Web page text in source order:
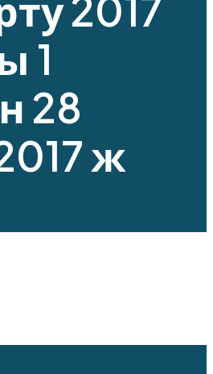
1
28
ж